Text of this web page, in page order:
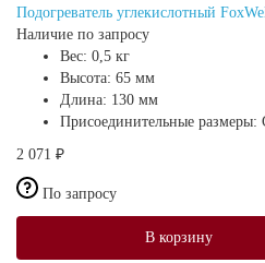
Подогреватель углекислотный
Наличие по запросу
Вес: 0,5 кг
Высота: 65 мм
Длина: 130 мм
Присоединительные размеры:
2 071 ₽
По запросу
В корзину